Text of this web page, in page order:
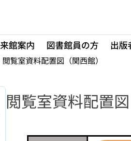
来館案内 図書館員の方 出版
閲覧室資料配置図（関西館）
閲覧室資料配置図